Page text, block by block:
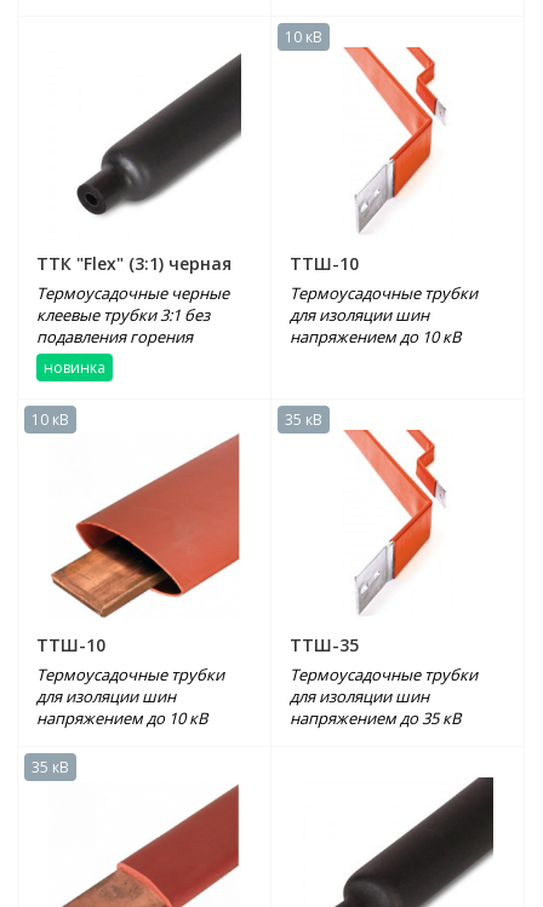
ТТК "Flex" (3:1) черная
Термоусадочные черные
клеевые трубки 3:1 без
подавления горения
новинка
ТТШ-10
Термоусадочные трубки
для изоляции шин
напряжением до 10 кВ
10 кВ
ТТШ-10
Термоусадочные трубки
для изоляции шин
напряжением до 10 кВ
10 кВ
ТТШ-35
Термоусадочные трубки
для изоляции шин
напряжением до 35 кВ
35 кВ
35 кВ